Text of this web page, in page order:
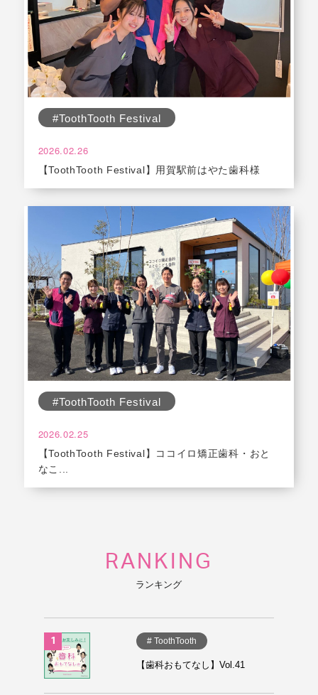
#ToothTooth Festival
2026.02.26
【ToothTooth Festival】用賀駅前はやた歯科様
#ToothTooth Festival
2026.02.25
【ToothTooth Festival】ココイロ矯正歯科・おと
なこ...
RANKING
ランキング
# ToothTooth
【歯科おもてなし】Vol.41